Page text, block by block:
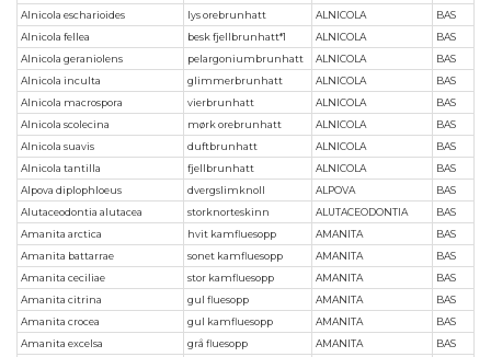
Alnicola escharioides
lys orebrunhatt ALNICOLA
BAS
Alnicola fellea
besk fjellbrunhatt*1 ALNICOLA
BAS
Alnicola geraniolens
pelargoniumbrunhatt ALNICOLA
BAS
Alnicola inculta
glimmerbrunhatt ALNICOLA
BAS
Alnicola macrospora
vierbrunhatt ALNICOLA
BAS
Alnicola scolecina
mørk orebrunhatt ALNICOLA
BAS
Alnicola suavis
duftbrunhatt ALNICOLA
BAS
Alnicola tantilla
fjellbrunhatt ALNICOLA
BAS
Alpova diplophloeus
dvergslimknoll ALPOVA
BAS
Alutaceodontia alutacea
storknorteskinn ALUTACEODONTIA
BAS
Amanita arctica
hvit kamfluesopp AMANITA
BAS
Amanita battarrae
sonet kamfluesopp AMANITA
BAS
Amanita ceciliae
stor kamfluesopp AMANITA
BAS
Amanita citrina
gul fluesopp AMANITA
BAS
Amanita crocea
gul kamfluesopp AMANITA
BAS
Amanita excelsa
grå fluesopp AMANITA
BAS